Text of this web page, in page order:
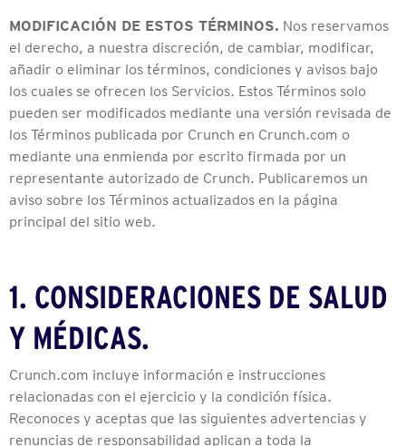
MODIFICACIÓN DE ESTOS TÉRMINOS. Nos reservamos
el derecho, a nuestra discreción, de cambiar, modificar,
añadir o eliminar los términos, condiciones y avisos bajo
los cuales se ofrecen los Servicios. Estos Términos solo
pueden ser modificados mediante una versión revisada de
los Términos publicada por Crunch en Crunch.com o
mediante una enmienda por escrito firmada por un
representante autorizado de Crunch. Publicaremos un
aviso sobre los Términos actualizados en la página
principal del sitio web.
1. CONSIDERACIONES DE SALUD
Y MÉDICAS.
Crunch.com incluye información e instrucciones
relacionadas con el ejercicio y la condición física.
Reconoces y aceptas que las siguientes advertencias y
renuncias de responsabilidad aplican a toda la